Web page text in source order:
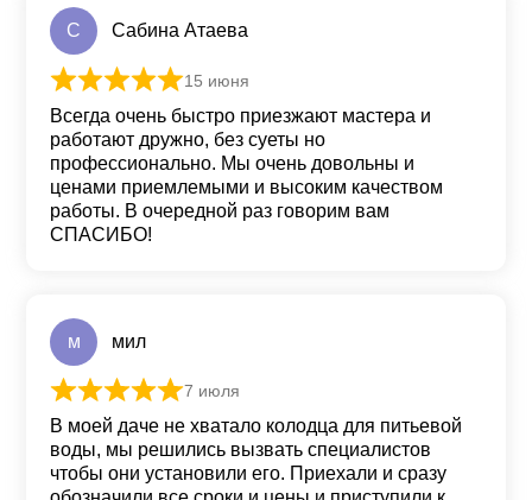
С Сабина Атаева
Оценка
15 июня
Всегда очень быстро приезжают мастера и
работают дружно, без суеты но
профессионально. Мы очень довольны и
ценами приемлемыми и высоким качеством
работы. В очередной раз говорим вам
СПАСИБО!
м мил
Оценка
7 июля
В моей даче не хватало колодца для питьевой
воды, мы решились вызвать специалистов
чтобы они установили его. Приехали и сразу